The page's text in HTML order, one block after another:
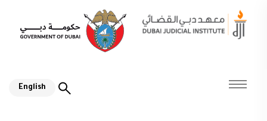
English